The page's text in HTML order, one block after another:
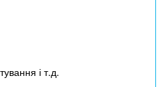
і т.д.